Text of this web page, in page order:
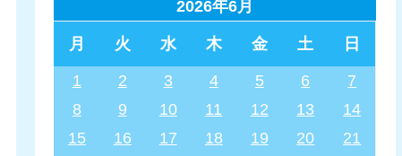
2026年6月
月 火 水 木 金 土 日
1 2 3 4 5 6
7
8
9 10 11 12 13
14
15
16 17 18 19 20
21